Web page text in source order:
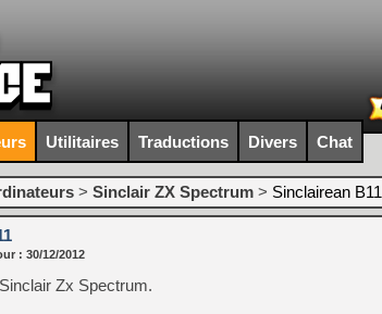
Utilitaires Traductions Divers Chat
> Sinclair ZX Spectrum > Sinclairean B11
: 30/12/2012
Zx Spectrum.